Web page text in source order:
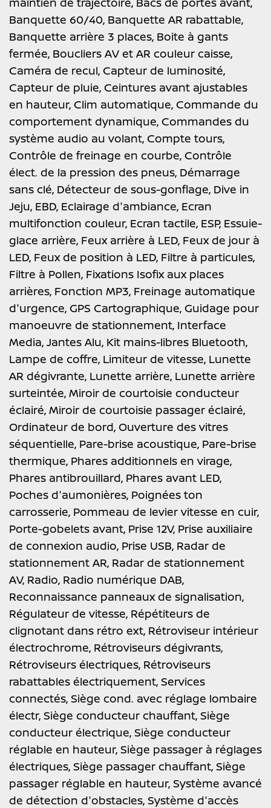
Banquette 60/40, Banquette AR rabattable,
Banquette arrière 3 places, Boite à gants
fermée, Boucliers AV et AR couleur caisse,
Caméra de recul, Capteur de luminosité,
Capteur de pluie, Ceintures avant ajustables
en hauteur, Clim automatique, Commande du
comportement dynamique, Commandes du
système audio au volant, Compte tours,
Contrôle de freinage en courbe, Contrôle
élect. de la pression des pneus, Démarrage
sans clé, Détecteur de sous-gonflage, Dive in
Jeju, EBD, Eclairage d'ambiance, Ecran
multifonction couleur, Ecran tactile, ESP, Essuie-
glace arrière, Feux arrière à LED, Feux de jour à
LED, Feux de position à LED, Filtre à particules,
Filtre à Pollen, Fixations Isofix aux places
arrières, Fonction MP3, Freinage automatique
d'urgence, GPS Cartographique, Guidage pour
manoeuvre de stationnement, Interface
Media, Jantes Alu, Kit mains-libres Bluetooth,
Lampe de coffre, Limiteur de vitesse, Lunette
AR dégivrante, Lunette arrière, Lunette arrière
surteintée, Miroir de courtoisie conducteur
éclairé, Miroir de courtoisie passager éclairé,
Ordinateur de bord, Ouverture des vitres
séquentielle, Pare-brise acoustique, Pare-brise
thermique, Phares additionnels en virage,
Phares antibrouillard, Phares avant LED,
Poches d'aumonières, Poignées ton
carrosserie, Pommeau de levier vitesse en cuir,
Porte-gobelets avant, Prise 12V, Prise auxiliaire
de connexion audio, Prise USB, Radar de
stationnement AR, Radar de stationnement
AV, Radio, Radio numérique DAB,
Reconnaissance panneaux de signalisation,
Régulateur de vitesse, Répétiteurs de
clignotant dans rétro ext, Rétroviseur intérieur
électrochrome, Rétroviseurs dégivrants,
Rétroviseurs électriques, Rétroviseurs
rabattables électriquement, Services
connectés, Siège cond. avec réglage lombaire
électr, Siège conducteur chauffant, Siège
conducteur électrique, Siège conducteur
réglable en hauteur, Siège passager à réglages
électriques, Siège passager chauffant, Siège
passager réglable en hauteur, Système avancé
de détection d'obstacles, Système d'accès